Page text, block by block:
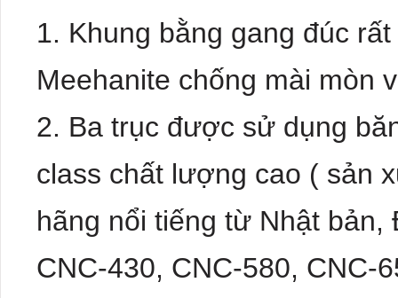
Khung bằng gang đúc
Meehanite chống mài mòn
Ba trục được sử dụng
class chất lượng cao ( sản
hãng nổi tiếng từ Nhật
CNC-430, CNC-580, CNC-